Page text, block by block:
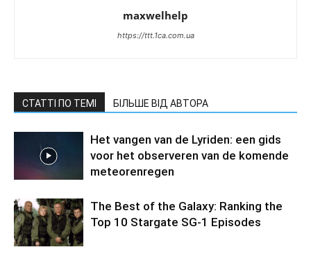
maxwelhelp
https://ttt.1ca.com.ua
СТАТТІ ПО ТЕМІ БІЛЬШЕ ВІД АВТОРА
Het vangen van de Lyriden: een gids
voor het observeren van de komende
meteorenregen
The Best of the Galaxy: Ranking the
Top 10 Stargate SG-1 Episodes